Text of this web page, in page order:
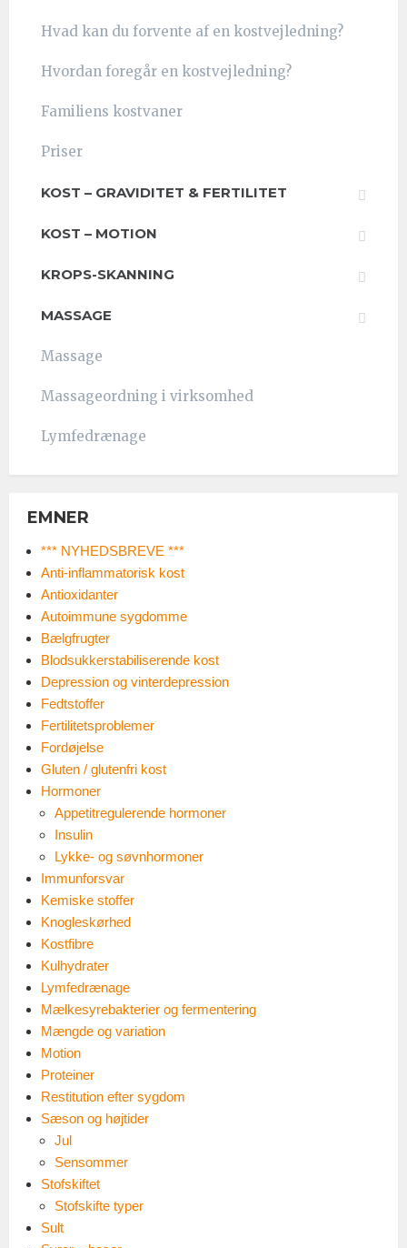
Hvad kan du forvente af en kostvejledning?
Hvordan foregår en kostvejledning?
Familiens kostvaner
Priser
KOST – GRAVIDITET & FERTILITET
KOST – MOTION
KROPS-SKANNING
MASSAGE
Massage
Massageordning i virksomhed
Lymfedrænage
EMNER
*** NYHEDSBREVE ***
Anti-inflammatorisk kost
Antioxidanter
Autoimmune sygdomme
Bælgfrugter
Blodsukkerstabiliserende kost
Depression og vinterdepression
Fedtstoffer
Fertilitetsproblemer
Fordøjelse
Gluten / glutenfri kost
Hormoner
Appetitregulerende hormoner
Insulin
Lykke- og søvnhormoner
Immunforsvar
Kemiske stoffer
Knogleskørhed
Kostfibre
Kulhydrater
Lymfedrænage
Mælkesyrebakterier og fermentering
Mængde og variation
Motion
Proteiner
Restitution efter sygdom
Sæson og højtider
Jul
Sensommer
Stofskiftet
Stofskifte typer
Sult